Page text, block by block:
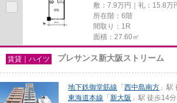
敷：7.9万円｜礼：15.8万
所在階：6階
間取り：1R
面積：27.60㎡
賃貸｜ハイツ プレサンス新大阪ストリーム
地下鉄御堂筋線 「 西中島南方 」駅
東海道本線 「 新大阪 」駅 徒歩14分